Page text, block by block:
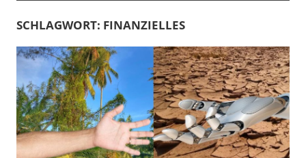
SCHLAGWORT: FINANZIELLES